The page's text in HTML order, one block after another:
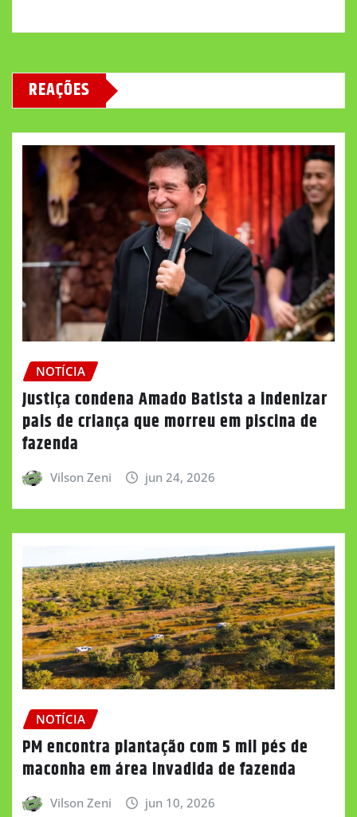
REAÇÕES
NOTÍCIA
Justiça condena Amado Batista a indenizar
pais de criança que morreu em piscina de
fazenda
Vilson Zeni jun 24, 2026
NOTÍCIA
PM encontra plantação com 5 mil pés de
maconha em área invadida de fazenda
Vilson Zeni jun 10, 2026